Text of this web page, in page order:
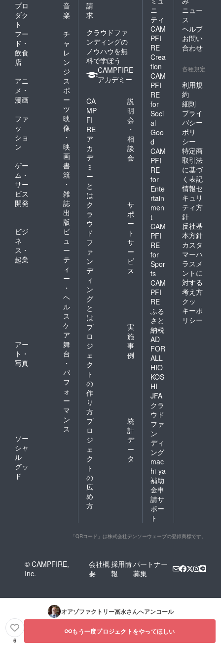
・要の
方は、
記載す
るお名
前 ・そ
の他、
文章変
要望 を
お願い
いたし
ます。
■品質表
示 保温
効力：
（95℃
から6時
間）
59℃ 保
冷効
力：
（4℃か
ら6時
間）9℃
プロ
ダク
ト
音
楽
フー
ド・
飲食
店
チ
ャ
レ
ン
ジ
アニ
メ・
漫画
ス
ポ
ー
ツ
ファ
ッ
ショ
ン
映
像
・
映
画
ゲー
ム・
サー
ビス
開発
書
籍
・
雑
誌
出
版
ビジ
ネ
ス・
起業
ビ
ュ
ー
テ
ィ
ー
・
ヘ
ル
ス
ケ
ア
アー
ト・
写真
舞
台
・
パ
フ
ォ
ー
マ
ン
ス
ソー
シャ
ル
グッ
ド
請
求
クラウドファ
ンディングの
ノウハウを無
料で学ぼう
CAMPFIRE
アカデミー
CA
MP
FI
RE
ア
カ
デ
ミ
ー
と
は
説
明
会
・
相
談
会
ク
ラ
ウ
ド
フ
ァ
ン
デ
ィ
ン
グ
と
は
サ
ポ
ー
ト
サ
ー
ビ
ス
プ
ロ
ジ
ェ
ク
ト
の
作
り
方
実
施
事
例
プ
ロ
ジ
ェ
ク
ト
の
広
め
方
統
計
デ
ー
タ
ニ
ティ
CAM
PFI
RE
Crea
tion
CAM
PFI
RE
for
Soci
al
Goo
d
CAM
PFI
RE
for
Ente
rtain
men
t
CAM
PFI
RE
for
Spor
ts
CAM
PFI
RE
ふる
さと
納税
AD
FOR
ALL
HIO
KOS
HI
JFA
クラ
ウド
ファ
ン
ディ
ング
mac
hi-ya
補助
金申
請サ
ポー
ト
ニュー
ス
ヘルプ
お問い
合わせ
各種規定
利用規
約
細則
プライ
バシー
ポリ
シー
特定商
取引法
に基づ
く表記
情報セ
キュリ
ティ方
針
反社基
本方針
カスタ
マーハ
ラスメ
ントに
対する
考え方
クッ
キーポ
リシー
「QRコード」は株式会社デンソーウェーブの登録商標です。
© CAMPFIRE,
Inc.
会社概
要
採用情
報
パートナー
募集
オアゾファクトリー冨永さんへアンコール
6
もう一度プロジェクトをやってほしい